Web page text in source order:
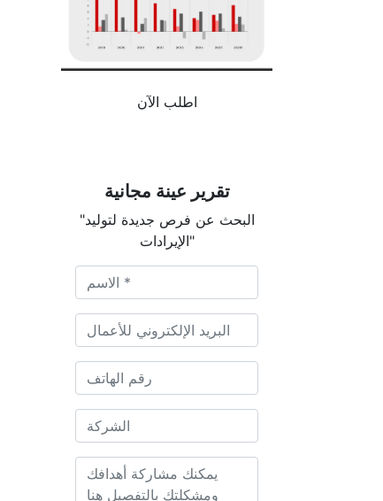
اطلب الآن
تقرير عينة مجانية
"البحث عن فرص جديدة لتوليد
الإيرادات"